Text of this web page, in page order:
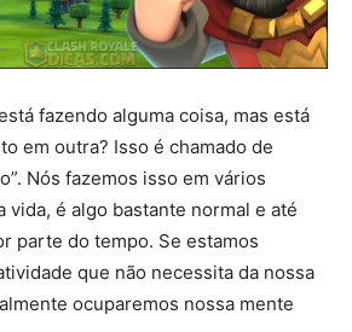
fazendo alguma coisa, mas está
em outra? Isso é chamado de
Nós fazemos isso em vários
vida, é algo bastante normal e até
parte do tempo. Se estamos
que não necessita da nossa
ocuparemos nossa mente